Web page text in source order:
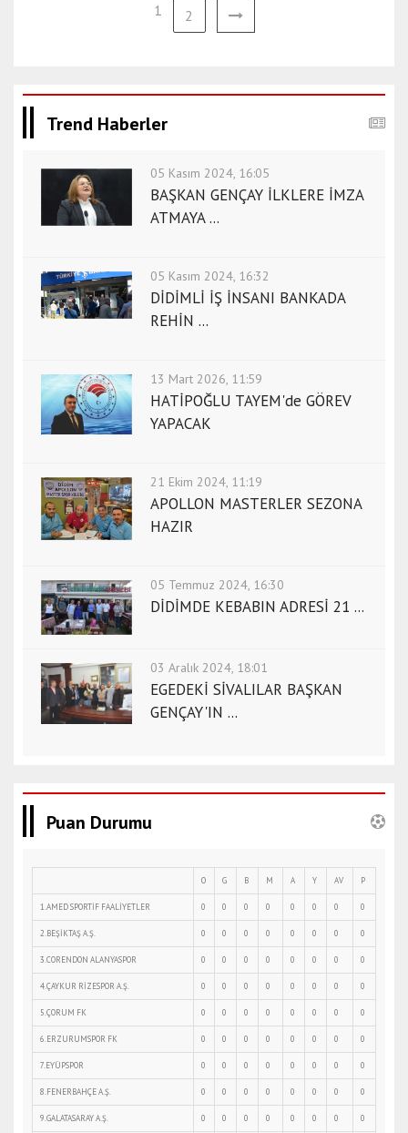
1 2
Trend Haberler
05 Kasım 2024, 16:05
BAŞKAN GENÇAY İLKLERE İMZA
ATMAYA ...
05 Kasım 2024, 16:32
DİDİMLİ İŞ İNSANI BANKADA
REHİN ...
13 Mart 2026, 11:59
HATİPOĞLU TAYEM'de GÖREV
YAPACAK
21 Ekim 2024, 11:19
APOLLON MASTERLER SEZONA
HAZIR
05 Temmuz 2024, 16:30
DİDİMDE KEBABIN ADRESİ 21 ...
03 Aralık 2024, 18:01
EGEDEKİ SİVALILAR BAŞKAN
GENÇAY'IN ...
Puan Durumu
O G B M A Y AV P
1.AMED SPORTİF FAALİYETLER 0 0 0 0 0 0 0 0
2.BEŞİKTAŞ A.Ş. 0 0 0 0 0 0 0 0
3.CORENDON ALANYASPOR 0 0 0 0 0 0 0 0
4.ÇAYKUR RİZESPOR A.Ş. 0 0 0 0 0 0 0 0
5.ÇORUM FK 0 0 0 0 0 0 0 0
6.ERZURUMSPOR FK 0 0 0 0 0 0 0 0
7.EYÜPSPOR 0 0 0 0 0 0 0 0
8.FENERBAHÇE A.Ş. 0 0 0 0 0 0 0 0
9.GALATASARAY A.Ş. 0 0 0 0 0 0 0 0